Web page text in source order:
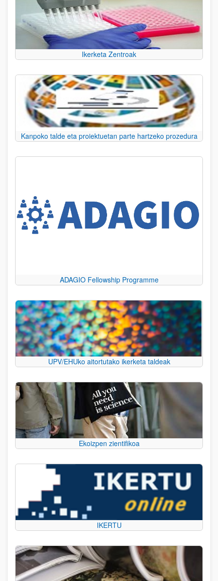
Ikerketa Zentroak
Kanpoko talde eta proiektuetan parte hartzeko prozedura
ADAGIO Fellowship Programme
UPV/EHUko aitortutako ikerketa taldeak
Ekoizpen zientifikoa
IKERTU